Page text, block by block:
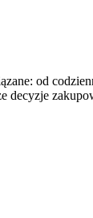
od
decyzje